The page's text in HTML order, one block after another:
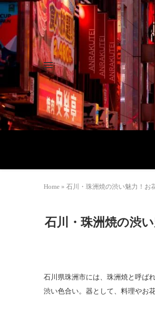
Home » 石川・珠洲焼の渋い魅力！お
石川・珠洲焼の渋
石川県珠洲市には、珠洲焼と呼ば
渋い色合い。器として、料理やお